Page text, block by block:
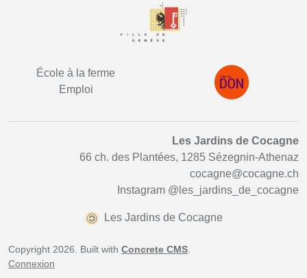
École à la ferme
Emploi
Les Jardins de Cocagne
66 ch. des Plantées, 1285 Sézegnin-Athenaz
cocagne@cocagne.ch
Instagram @les_jardins_de_cocagne
Les Jardins de Cocagne
Copyright 2026. Built with Concrete CMS.
Connexion